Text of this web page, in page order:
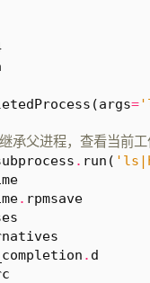
(args=
承父进程，查看当前工
. run (
. rpmsave
. d